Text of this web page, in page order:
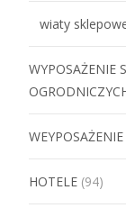
wiaty
WYPOSAŻENIE
HOTELE (94)